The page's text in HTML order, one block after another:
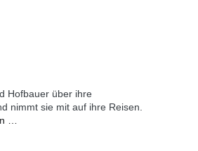
Hofbauer über ihre
nimmt sie mit auf ihre Reisen.
…